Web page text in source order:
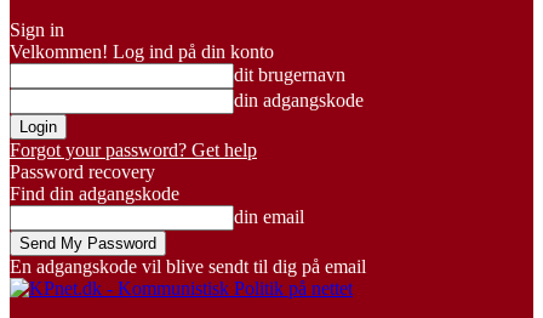
Sign in
Velkommen! Log ind på din konto
dit brugernavn
din adgangskode
Forgot your password? Get help
Password recovery
Find din adgangskode
din email
En adgangskode vil blive sendt til dig på email